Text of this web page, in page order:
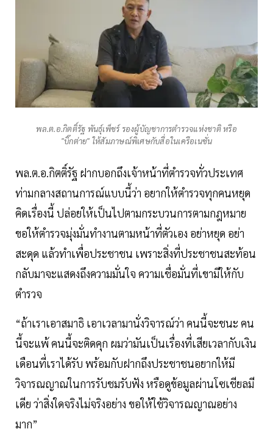
พล.ต.อ.กิตติ์รัฐ พันธุ์เพ็ชร์ รองผู้บัญชาการตำรวจแห่งชาติ หรือ
"บิ๊กต่าย" ให้สัมภาษณ์พิเศษกับสื่อในเครือเนชั่น
พล.ต.อ.กิตติ์รัฐ ฝากบอกถึงเจ้าหน้าที่ตำรวจทั่วประเทศ
ท่ามกลางสถานการณ์แบบนี้ว่า อยากให้ตำรวจทุกคนหยุด
คิดเรื่องนี้ ปล่อยให้เป็นไปตามกระบวนการตามกฎหมาย
ขอให้ตำรวจมุ่งมั่นทำงานตามหน้าที่ตัวเอง อย่าหยุด อย่า
สะดุด แล้วทำเพื่อประชาชน เพราะสิ่งที่ประชาชนสะท้อน
กลับมาจะแสดงถึงความมั่นใจ ความเชื่อมั่นที่เขามีให้กับ
ตำรวจ
“ถ้าเราเอาสมาธิ เอาเวลามานั่งวิจารณ์ว่า คนนี้จะชนะ คน
นี้จะแพ้ คนนี้จะติดคุก ผมว่ามันเป็นเรื่องที่เสียเวลากับเงิน
เดือนที่เราได้รับ พร้อมกับฝากถึงประชาชนอยากให้มี
วิจารณญาณในการรับชมรับฟัง หรือดูข้อมูลผ่านโซเชียลมี
เดีย ว่าสิ่งใดจริงไม่จริงอย่าง ขอให้ใช้วิจารณญาณอย่าง
มาก”